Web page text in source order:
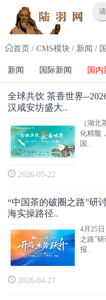
首页 CMS模块 新闻
新闻 国际新闻 国内
全球共饮 茶香世界--
汉咸安坊盛大..
（湖
化精髓
国..
2026-05-22
“中国茶的破圈之路”研
海实操路径..
4月25
之路”
报..
2026-04-27